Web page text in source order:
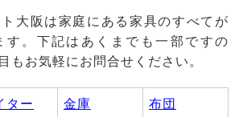
大阪は家庭にある家具のすべてが
す。下記はあくまでも一部ですの
もお気軽にお問合せください。
ター 金庫 布団